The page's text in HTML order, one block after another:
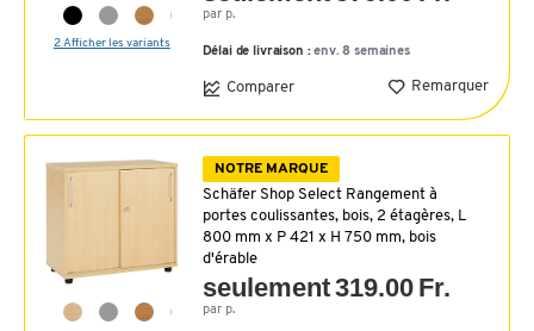
2 Afficher les variants
par p.
Délai de livraison :env. 8 semaines
Comparer Remarquer
NOTRE MARQUE
Schäfer Shop Select Rangement à
portes coulissantes, bois, 2 étagères, L
800 mm x P 421 x H 750 mm, bois
d'érable
seulement 319.00 Fr.
par p.